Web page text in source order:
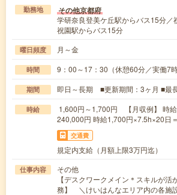
勤務地 その他京都府
学研奈良登美ケ丘駅からバス15分／
祝園駅からバス15分
曜日頻度 月～金
時間 9：00～17：30（休憩60分／実働7時
期間 即日～長期 ■更新期間：3ヶ月 ■最
時給
1,600円～1,700円 【月収例】 時
240,000円 時給1,700円×7.5h×20日
交通費
規定内支給（月額上限3万円迄）
仕事内容
その他
【デスクワークメイン＊スキルが活
務】 ＼けいはんなエリア内の各施